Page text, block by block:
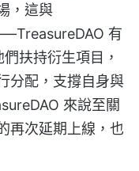
，這與
有
扶持衍生項目，
分配，支撐自身與
來說至關
再次延期上線，也